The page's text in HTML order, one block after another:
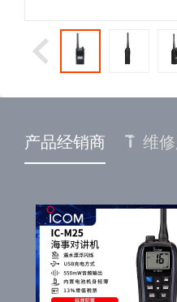
产品经销商 维